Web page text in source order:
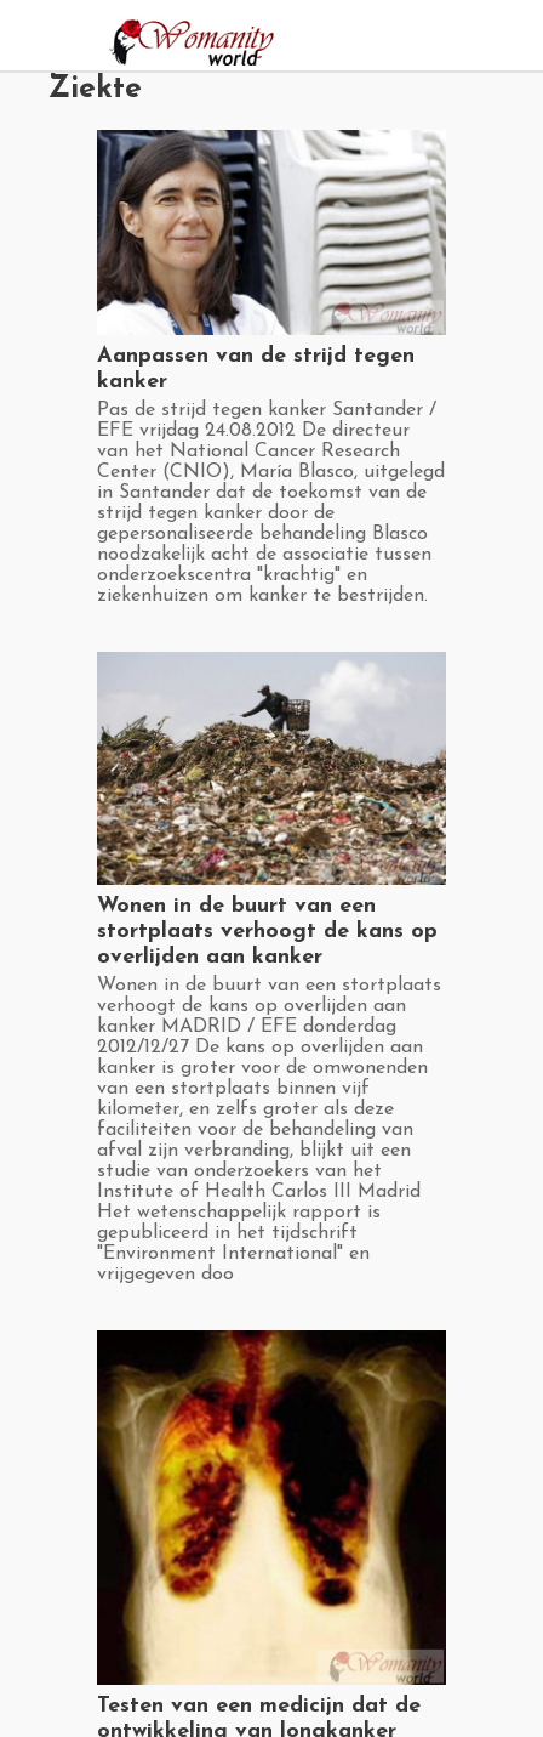
navigation
Ziekte
​Aanpassen van de strijd tegen
kanker
​Pas de strijd tegen kanker Santander /
EFE vrijdag 24.08.2012 De directeur
van het National Cancer Research
Center (CNIO), María Blasco, uitgelegd
in Santander dat de toekomst van de
strijd tegen kanker door de
gepersonaliseerde behandeling Blasco
noodzakelijk acht de associatie tussen
onderzoekscentra "krachtig" en
ziekenhuizen om kanker te bestrijden.
​Wonen in de buurt van een
stortplaats verhoogt de kans op
overlijden aan kanker
​Wonen in de buurt van een stortplaats
verhoogt de kans op overlijden aan
kanker MADRID / EFE donderdag
2012/12/27 De kans op overlijden aan
kanker is groter voor de omwonenden
van een stortplaats binnen vijf
kilometer, en zelfs groter als deze
faciliteiten voor de behandeling van
afval zijn verbranding, blijkt uit een
studie van onderzoekers van het
Institute of Health Carlos III Madrid
Het wetenschappelijk rapport is
gepubliceerd in het tijdschrift
"Environment International" en
vrijgegeven doo
​Testen van een medicijn dat de
ontwikkeling van longkanker